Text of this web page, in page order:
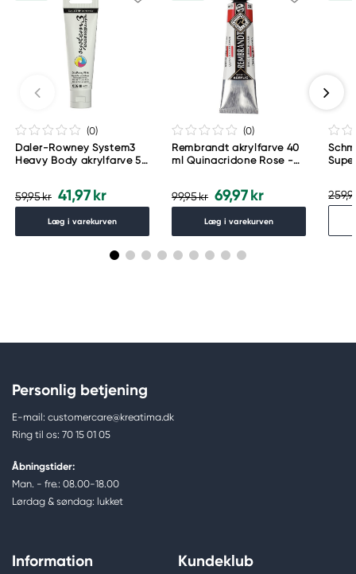
(0)
Daler-Rowney System3
Heavy Body akrylfarve 59
59,95 kr 41,97 kr
Læg i varekurven
(0)
Rembrandt akrylfarve 40
ml Quinacridone Rose -
99,95 kr 69,97 kr
Læg i varekurven
Personlig betjening
E-mail: customercare@kreatima.dk
Ring til os: 70 15 01 05
Åbningstider:
Man. - fre.: 08.00-18.00
Lørdag & søndag: lukket
Information Kundeklub